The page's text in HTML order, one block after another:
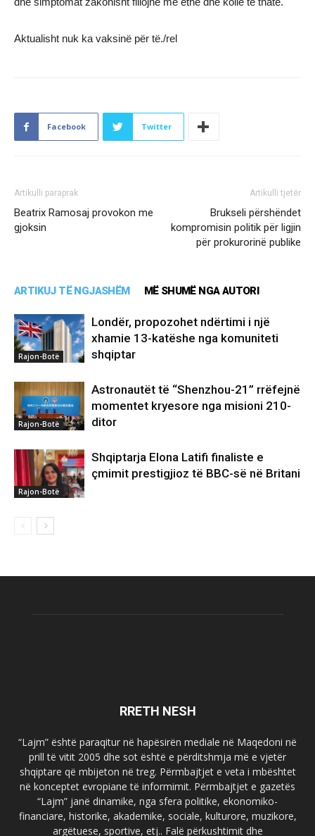
Aktualisht nuk ka vaksinë për të./rel
Facebook Twitter
Artikulli paraprak
Beatrix Ramosaj provokon me
gjoksin
Artikulli tjetër
Brukseli përshëndet
kompromisin politik për ligjin
për prokurorinë publike
ARTIKUJ TË NGJASHËM MË SHUMË NGA AUTORI
Rajon-Botë
Londër, propozohet ndërtimi i një
xhamie 13-katëshe nga komuniteti
shqiptar
Rajon-Botë
Astronautët të “Shenzhou-21” rrëfejnë
momentet kryesore nga misioni 210-
ditor
Rajon-Botë
Shqiptarja Elona Latifi finaliste e
çmimit prestigjioz të BBC-së në Britani
RRETH NESH
“Lajm” është paraqitur në hapësirën mediale në Maqedoni në
prill të vitit 2005 dhe sot është e përditshmja më e vjetër
shqiptare që mbijeton në treg. Përmbajtjet e veta i mbështet
në konceptet evropiane të informimit. Përmbajtjet e gazetës
“Lajm” janë dinamike, nga sfera politike, ekonomiko-
financiare, historike, akademike, sociale, kulturore, muzikore,
argëtuese, sportive, etj.. Falë përkushtimit dhe